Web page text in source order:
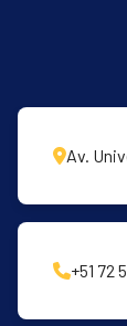
Av.
+51 72